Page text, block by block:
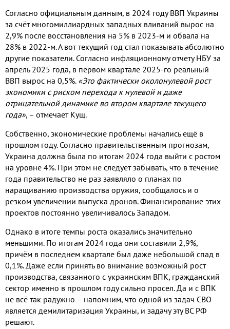
Согласно официальным данным, в 2024 году ВВП Украины
за счёт многомиллиардных западных вливаний вырос на
2,9% после восстановления на 5% в 2023-м и обвала на
28% в 2022-м. А вот текущий год стал показывать абсолютно
другие показатели. Согласно инфляционному отчету НБУ за
апрель 2025 года, в первом квартале 2025-го реальный
ВВП вырос на 0,5%. «Это фактически околонулевой рост
экономики с риском перехода к нулевой и даже
отрицательной динамике во втором квартале текущего
года», – отмечает Кущ.
Собственно, экономические проблемы начались ещё в
прошлом году. Согласно правительственным прогнозам,
Украина должна была по итогам 2024 года выйти с ростом
на уровне 4%. При этом не следует забывать, что в течение
года правительство не раз заявляло о планах по
наращиванию производства оружия, сообщалось и о
резком увеличении выпуска дронов. Финансирование этих
проектов постоянно увеличивалось Западом.
Однако в итоге темпы роста оказались значительно
меньшими. По итогам 2024 года они составили 2,9%,
причём в последнем квартале был даже небольшой спад в
0,1%. Даже если принять во внимание возможный рост
производства, связанного с украинским ВПК, гражданский
сектор именно в прошлом году сильно просел. Да и с ВПК
не всё так радужно – напомним, что одной из задач СВО
является демилитаризация Украины, и задачу эту ВС РФ
решают.